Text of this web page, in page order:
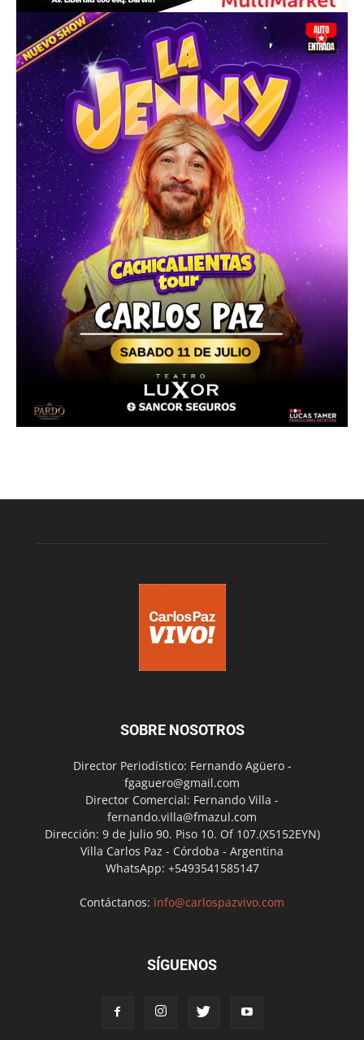
SOBRE NOSOTROS
Director Periodístico: Fernando Agüero -
fgaguero@gmail.com
Director Comercial: Fernando Villa -
fernando.villa@fmazul.com
Dirección: 9 de Julio 90. Piso 10. Of 107.(X5152EYN)
Villa Carlos Paz - Córdoba - Argentina
WhatsApp: +5493541585147
Contáctanos: info@carlospazvivo.com
SÍGUENOS